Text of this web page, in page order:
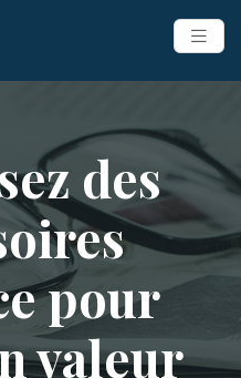
des
pour
valeur